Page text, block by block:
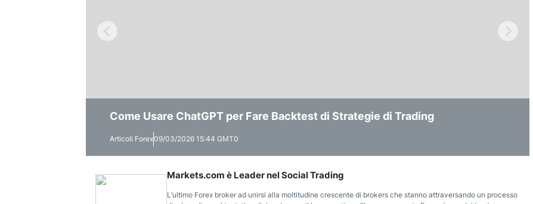
Come Usare ChatGPT per Fare Backtest di Strategie di Trading
Articoli Forex09/03/2026 15:44 GMT0
Rischi
Articoli Forex07/02/2026 07:00 GMT0
Stanno Ridefinendo le Previsioni Globali
Articoli Forex04/02/2026 11:39 GMT0
Markets.com è Leader nel Social Trading
L’ultimo Forex broker ad unirsi alla moltitudine crescente di brokers che stanno attraversando un processo